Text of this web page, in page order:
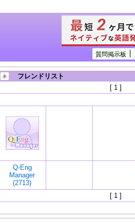
質問掲示板
フレンドリスト
[ 1 ]
Q-Eng
Manager
(2713)
[ 1 ]